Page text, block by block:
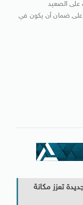
على الصعيد
على ضمان أن يكون في
تعزز مكانة